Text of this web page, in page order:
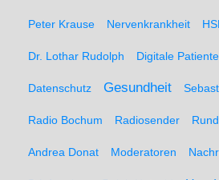
Peter Krause Nervenkrankheit
Dr. Lothar Rudolph Digitale
Datenschutz Gesundheit
Radio Bochum Radiosender
Andrea Donat Moderatoren